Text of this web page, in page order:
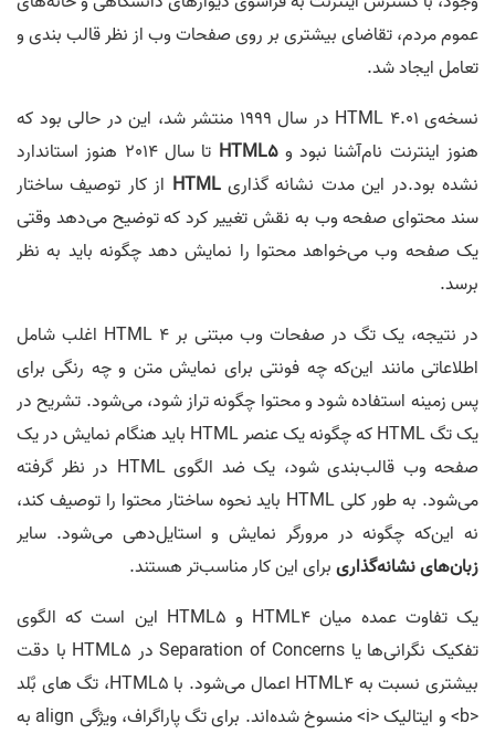
عموم مردم، تقاضای بیشتری بر روی صفحات وب از نظر قالب ‌بندی و
تعامل ایجاد شد.
نسخه‌ی HTML 4.01 در سال 1999 منتشر شد، این در حالی بود که
هنوز اینترنت نام‌آشنا نبود وHTML5
تا سال 2014 هنوز استاندارد
نشده بود.در این مدت نشانه گذاریHTML از کار توصیف ساختار
سند محتوای صفحه وب به نقش تغییر کرد که توضیح می‌دهد وقتی
یک صفحه وب می‌خواهد محتوا را نمایش دهد چگونه باید به نظر
برسد.
در نتیجه، یک تگ در صفحات وب مبتنی بر HTML 4 اغلب شامل
اطلاعاتی مانند این‌که چه فونتی برای نمایش متن و چه رنگی برای
پس‌ زمینه استفاده شود و محتوا چگونه تراز شود، می‌‌شود. تشریح در
یک تگ HTML که چگونه یک عنصر HTML باید هنگام نمایش در یک
صفحه وب قالب‌بندی شود، یک ضد الگوی HTML در نظر گرفته
می‌شود. به طور کلی HTML باید نحوه ساختار محتوا را توصیف کند،
نه این‌که چگونه در مرورگر نمایش و استایل‌دهی می‌شود. سایر
زبان‌‌های نشانه‌‌گذاریبرای این کار مناسب‌‌تر هستند.
یک تفاوت عمده میان HTML4 و HTML5 این است که الگوی
تفکیک نگرانی‌ها یا Separation of Concerns در HTML5 با دقت
بیشتری نسبت به HTML4 اعمال می‌شود. با HTML5، تگ های بٌلد
<b> و ایتالیک <i> منسوخ شده‌اند. برای تگ پاراگراف، ویژگی align به